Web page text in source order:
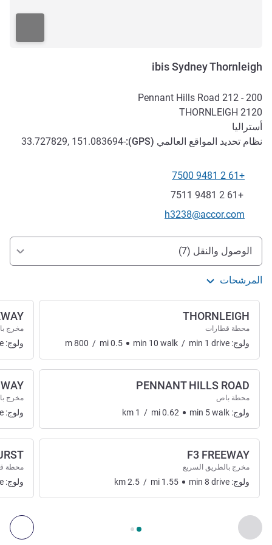
ibis Sydney Thornleigh
200 - 212 Pennant Hills Road
2120
THORNLEIGH
أستراليا
نظام تحديد المواقع العالمي (GPS
):
-33.727829, 151.083694
الهاتف
+61 2 9481 7500
فاكس
+61 2 9481 7511
تواصل معنا عبر البريد الإلكتروني
h3238@accor.com
الوصول والتنقل
الوصول والنقل (7)
المرشحات
السابق - الوصول والنقلالصفحة
THORNLEIGH
محطة قطارات
ولوج: m800 / mi0.5 min 10 walk / min 1 drive
PENNANT HILLS ROAD
محطة باص
ولوج: km 1 / mi0.62 min 5walk
F3 FREEWAY
مخرج بالطريق السريع
ولوج: km2.5 / mi 1.55 min 8 drive
مخرج
ولوج:
مخرج
ولوج:
محطة
ولوج: